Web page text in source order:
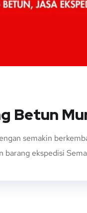
Betun
semakin
barang ekspedisi